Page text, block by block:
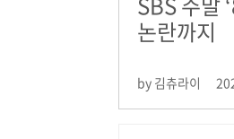
논란까지
by 김츄라이